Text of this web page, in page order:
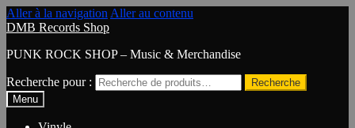
Aller à la navigation Aller au contenu
DMB Records Shop
PUNK ROCK SHOP – Music & Merchandise
Recherche pour :
Recherche
Menu